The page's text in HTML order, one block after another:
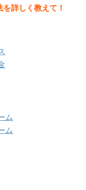
詳しく教えて！
ム
ム